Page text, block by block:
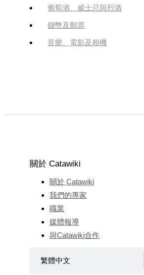
葡萄酒、威士忌與烈酒
錢幣及郵票
音樂、電影及相機
關於 Catawiki
關於 Catawiki
我們的專家
職業
媒體報導
與Catawiki合作